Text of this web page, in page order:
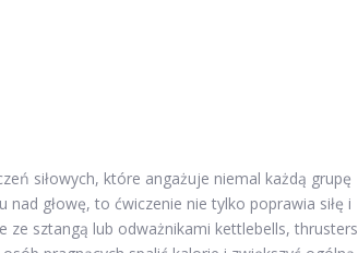
siłowych, które angażuje niemal każdą grupę
głowę, to ćwiczenie nie tylko poprawia siłę i
ze sztangą lub odważnikami kettlebells, thrusters